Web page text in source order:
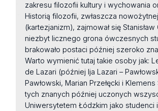
zakresu filozofii kultury i wychowania
Historią filozofii, zwłaszcza
(kartezjanizm), zajmował się
niezbyt licznego grona ówczesnych
brakowało postaci później szeroko
Warto wymienić tutaj takie osoby jak:
de Lazari (później Ija Lazari –
Pawłowski, Marian Przełęcki i
tych znanych później uczonych
Uniwersytetem Łódzkim jako studenci